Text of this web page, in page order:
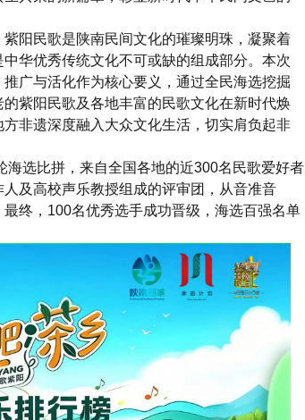
阳民歌是陕南民间文化的璀璨明珠，凝聚着
华优秀传统文化不可或缺的组成部分。本次
广与活化作为核心要义，通过全民海选挖掘
紫阳民歌及各地丰富的民歌文化在新时代焕
非遗深度融入大众文化生活，切实肩负起非
选比拼，来自全国各地的近300名民歌爱好者
及高校声乐教授组成的评审团，从音准音
终，100名优秀选手成功晋级，海选百强名单